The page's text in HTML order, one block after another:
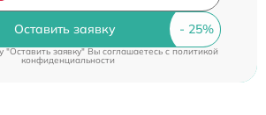
Оставить заявку
"Оставить заявку" Вы соглашаетесь cполитикой
конфиденциальности